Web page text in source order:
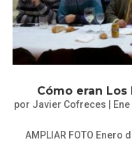
Cómo eran
por Javier Cofreces
AMPLIAR FOTO